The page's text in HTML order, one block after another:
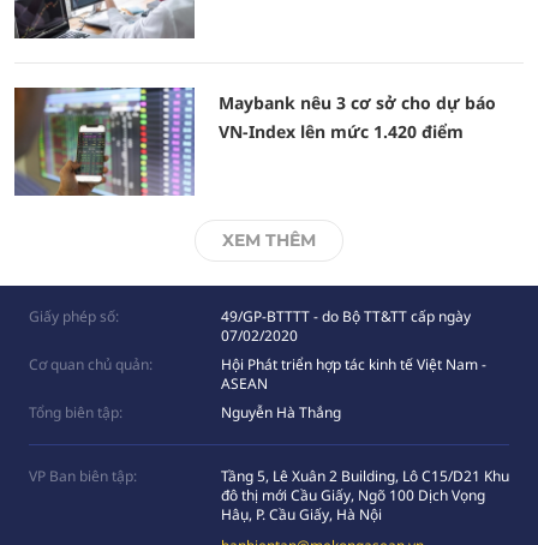
Maybank nêu 3 cơ sở cho dự báo
VN-Index lên mức 1.420 điểm
XEM THÊM
Giấy phép số:
49/GP-BTTTT - do Bộ TT&TT cấp ngày
07/02/2020
Cơ quan chủ quản:
Hội Phát triển hợp tác kinh tế Việt Nam -
ASEAN
Tổng biên tập:
Nguyễn Hà Thắng
VP Ban biên tập:
Tầng 5, Lê Xuân 2 Building, Lô C15/D21 Khu
đô thị mới Cầu Giấy, Ngõ 100 Dịch Vọng
Hâụ, P. Cầu Giấy, Hà Nội